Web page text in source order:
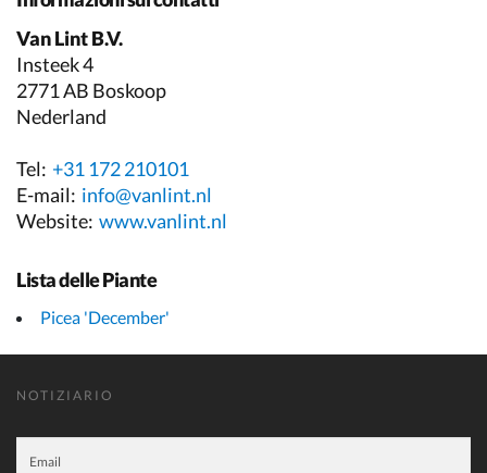
Van Lint B.V.
Insteek 4
2771 AB Boskoop
Nederland
Tel: +31 172 210101
E-mail: info@vanlint.nl
Website: www.vanlint.nl
Lista delle Piante
Picea 'December'
NOTIZIARIO